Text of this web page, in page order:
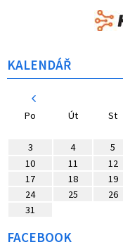
KALENDÁŘ
Po
Út St
3
4 5
10
11 12
17
18 19
24
25 26
31
FACEBOOK